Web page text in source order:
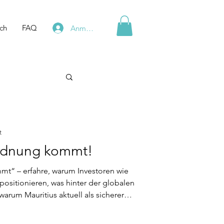
FAQ Anmelden
kommt!
– erfahre, warum Investoren wie
was hinter der globalen
Mauritius aktuell als sicherer